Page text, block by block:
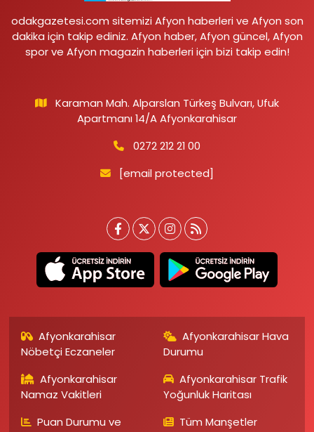
odakgazetesi.com sitemizi Afyon haberleri ve Afyon son
dakika için takip ediniz. Afyon haber, Afyon güncel, Afyon
spor ve Afyon magazin haberleri için bizi takip edin!
Karaman Mah. Alparslan Türkeş Bulvarı, Ufuk
Apartmanı 14/A Afyonkarahisar
0272 212 21 00
[email protected]
Afyonkarahisar
Nöbetçi Eczaneler
Afyonkarahisar Hava
Durumu
Afyonkarahisar
Namaz Vakitleri
Afyonkarahisar Trafik
Yoğunluk Haritası
Puan Durumu ve
Tüm Manşetler